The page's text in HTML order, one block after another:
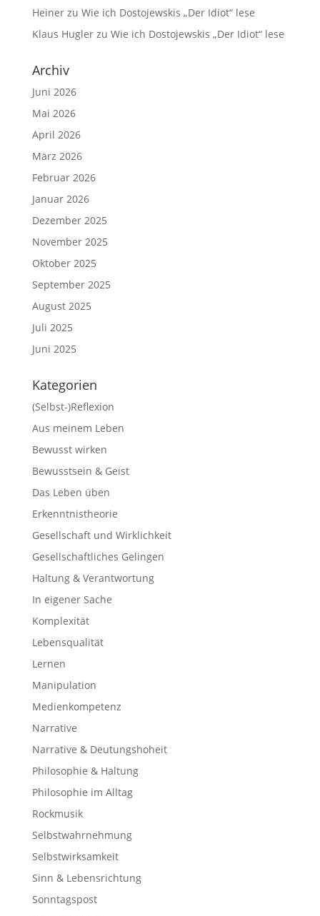
Heinerzu Wie ich Dostojewskis „Der Idiot“ lese
Klaus Huglerzu Wie ich Dostojewskis „Der Idiot“ lese
Archiv
Juni 2026
Mai 2026
April 2026
März 2026
Februar 2026
Januar 2026
Dezember 2025
November 2025
Oktober 2025
September 2025
August 2025
Juli 2025
Juni 2025
Kategorien
(Selbst-)Reflexion
Aus meinem Leben
Bewusst wirken
Bewusstsein & Geist
Das Leben üben
Erkenntnistheorie
Gesellschaft und Wirklichkeit
Gesellschaftliches Gelingen
Haltung & Verantwortung
In eigener Sache
Komplexität
Lebensqualität
Lernen
Manipulation
Medienkompetenz
Narrative
Narrative & Deutungshoheit
Philosophie & Haltung
Philosophie im Alltag
Rockmusik
Selbstwahrnehmung
Selbstwirksamkeit
Sinn & Lebensrichtung
Sonntagspost